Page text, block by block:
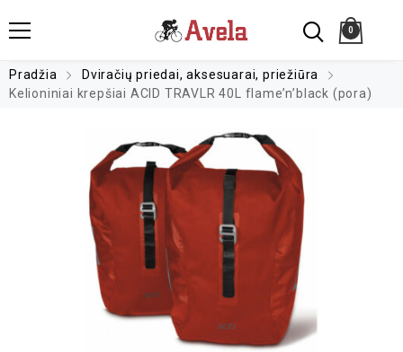
0
Pradžia
Dviračių priedai, aksesuarai, priežiūra
Kelioniniai krepšiai ACID TRAVLR 40L flame’n’black (pora)